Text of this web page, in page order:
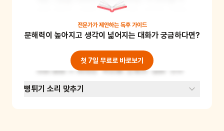
용해 새로운 그림을 만들어보세요. 먼지로 구름을
만들거나, 별을 만들 수 있어요. 이렇게 만든 그림
으로 이야기를 만들어보는 것도 좋아요. 이 놀이
를 통해 아이들은 창의력을 기르고, 평소에 쓸모
없다고 생각했던 것들도 새롭게 활용할 수 있다는
것을 배울 수 있어요. 준비물: 도화지, 연필, 지우
개
전문가가 제안하는 독후 가이드
문해력이 높아지고 생각이 넓어지는 대화가 궁금하다면?
첫 7일 무료로 바로보기
뻥튀기 소리 맞추기